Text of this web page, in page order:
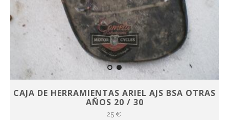
CAJA DE HERRAMIENTAS ARIEL AJS BSA OTRAS
AÑOS 20 / 30
25 €